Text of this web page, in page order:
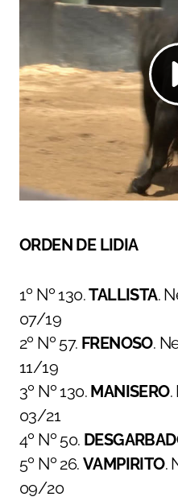
ORDEN DE LIDIA
1º Nº 130.TALLISTA.
07/19
2º Nº 57. FRENOSO.
11/19
3º Nº 130. MANISERO.
03/21
4º Nº 50.
5º Nº 26. VAMPIRITO.
09/20